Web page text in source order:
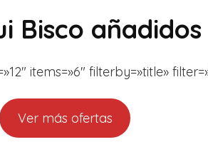
Bisco añadidos
items=»6″ filterby=»title»
Ver más ofertas